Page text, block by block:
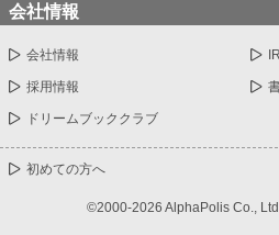
会社情報
会社情報
採用情報
ドリームブッククラブ
初めての方へ
©2000-2026 AlphaPolis Co.,